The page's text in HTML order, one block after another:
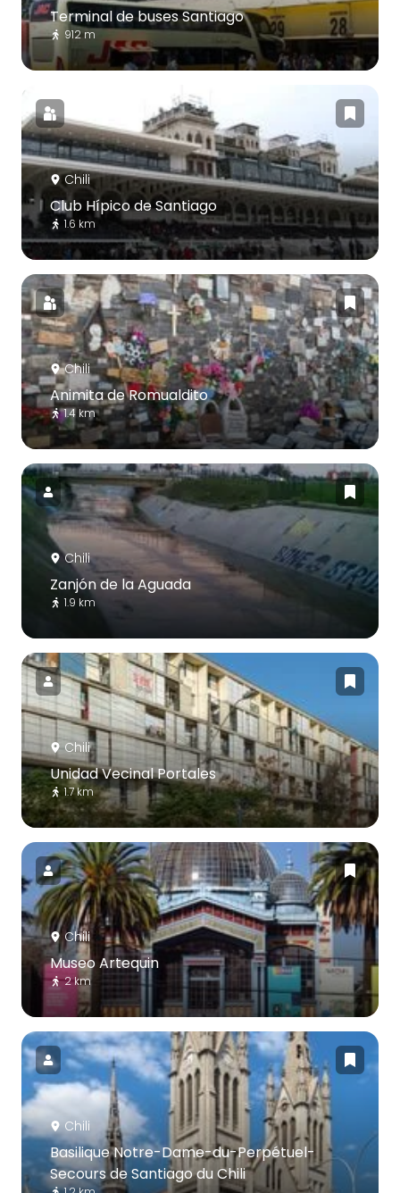
Terminal de buses Santiago
912 m
Chili
Club Hípico de Santiago
1.6 km
Chili
Animita de Romualdito
1.4 km
Chili
Zanjón de la Aguada
1.9 km
Chili
Unidad Vecinal Portales
1.7 km
Chili
Museo Artequin
2 km
Chili
Basilique Notre-Dame-du-Perpétuel-
Secours de Santiago du Chili